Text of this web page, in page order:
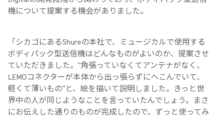
機について提案する機会がありました。
「シカゴにあるShureの本社で、ミュージカルで使用する
ボディパック型送信機はどんなものがよいのか、提案させ
ていただきました。“角張っていなくてアンテナがなく、
LEMOコネクターが本体から出っ張らずにへこんでいて、
軽くて薄いもの”と、絵を描いて説明しました。きっと世
界中の人が同じようなことを言っていたんでしょう。まさ
にお伝えした通りのものが完成したので、ずっと使ってみ